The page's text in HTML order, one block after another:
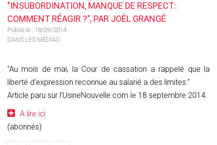
"INSUBORDINATION, MANQUE DE RESPECT:
COMMENT RÉAGIR ?", PAR JOËL GRANGÉ
Publié le : 18/09/2014
DANS LES MÉDIAS
"Au mois de mai, la Cour de cassation a rappelé que la
liberté d’expression reconnue au salarié a des limites."
Article paru sur l'UsineNouvelle.com le 18 septembre 2014.
A lire ici
(abonnés)